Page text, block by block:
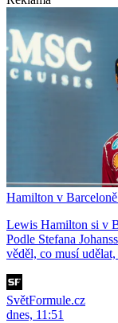
Hamilton v
Lewis Hamilton si v
Podle Stefana
věděl, co musí
SvětFormule.cz
dnes, 11:51